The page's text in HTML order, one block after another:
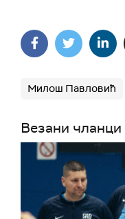
Милош Павловић
Везани чланци